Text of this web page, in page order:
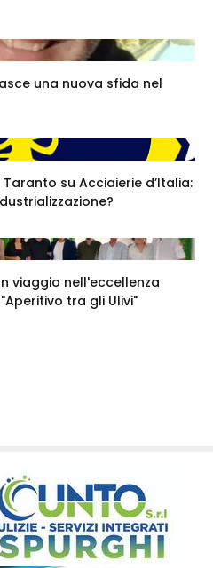
una nuova sfida nel
Taranto su Acciaierie d’Italia:
viaggio nell'eccellenza
tra gli Ulivi"